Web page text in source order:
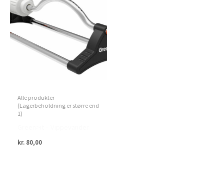
Alle produkter
(Lagerbeholdning er større end
1)
kr. 80,00